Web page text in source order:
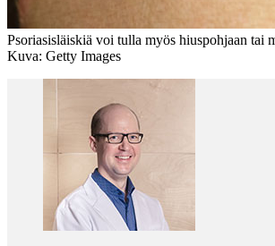
Psoriasisläiskiä voi tulla myös hiuspohjaan tai
Kuva: Getty Images